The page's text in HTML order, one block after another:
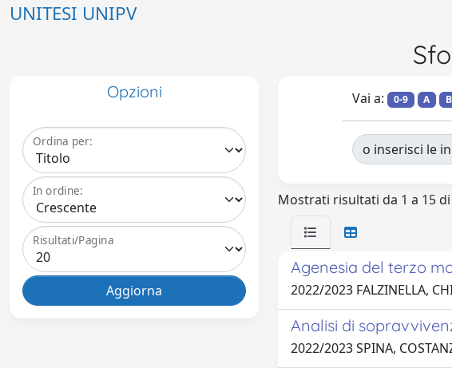
UNITESI UNIPV
Opzioni
Ordina per:
In ordine:
Risultati/Pagina
Vai a: 0-9 A B
o inserisci le
Mostrati risultati da 1 a 15
Agenesia del terzo
2022/2023 FALZINELLA,
Analisi di
2022/2023 SPINA,